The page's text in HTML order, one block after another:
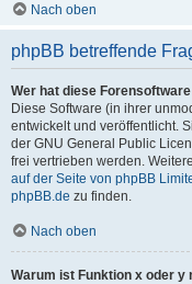
Nach oben
phpBB betreffende
Wer hat diese
Diese Software (in ihrer
entwickelt und veröffentlicht.
der GNU General Public
frei vertrieben werden.
auf der Seite von phpBB
phpBB.de zu finden.
Nach oben
Warum ist Funktion x oder y